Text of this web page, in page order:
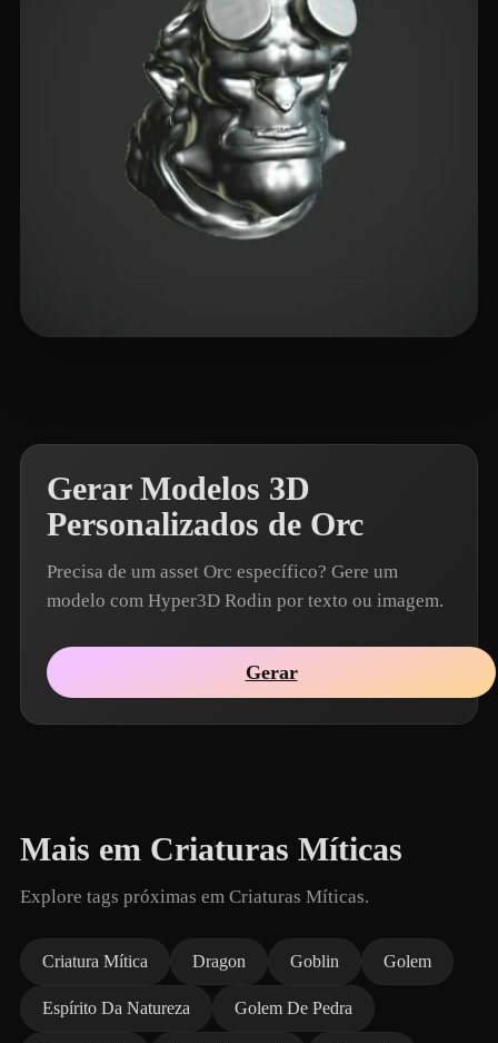
Gerar Modelos 3D
Personalizados de Orc
Precisa de um asset Orc específico? Gere um
modelo com Hyper3D Rodin por texto ou imagem.
Gerar
Mais em Criaturas Míticas
Explore tags próximas em Criaturas Míticas.
Criatura Mítica Dragon Goblin Golem
Espírito Da Natureza Golem De Pedra